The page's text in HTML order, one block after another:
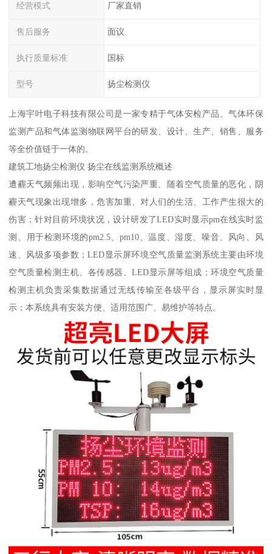
经营模式 厂家直销
售后服务 面议
执行质量标准 国标
型号 扬尘检测仪
上海宇叶电子科技有限公司是一家专精于气体安检产品、气体环保
监测产品和气体监测物联网平台的研发、设计、生产、销售、服务
等全价值链于一体的。
建筑工地扬尘检测仪 扬尘在线监测系统概述
遭霾天气频频出现，影响空气污染严重、随着空气质量的恶化，阴
霾天气现象出现增多，危害加重、对人们的生活、工作产生很大的
伤害；针对目前环境状况，设计研发了LED实时显示pm在线实时监
测、用于检测环境的pm2.5、pm10、温度、湿度、噪音、风向、风
速、风级多项参数；LED显示屏环境空气质量监测系统主要由环境
空气质量检测主机、各传感器、LED显示屏等组成；环境空气质量
检测主机负责采集数据通过无线传输至各级平台，显示屏实时显
示；本系统具有安装方便、适用范围广、易维护等特点。